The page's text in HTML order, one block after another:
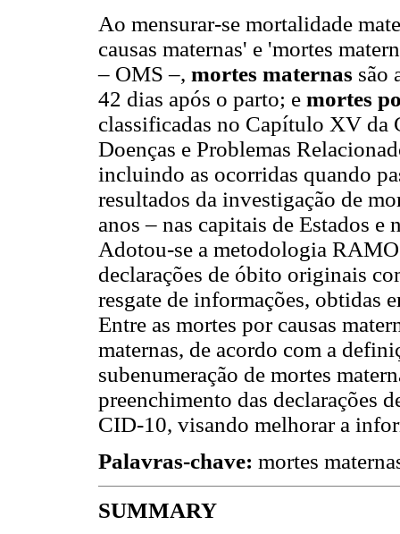
Ao mensurar-se mortalidade
causas maternas' e 'mortes
– OMS –, mortes maternas são
42 dias após o parto; e mortes
classificadas no Capítulo XV da
Doenças e Problemas
incluindo as ocorridas quando
resultados da investigação de
anos – nas capitais de Estados
Adotou-se a metodologia
declarações de óbito originais
resgate de informações, obtidas
Entre as mortes por causas
maternas, de acordo com a
subenumeração de mortes
preenchimento das declarações
CID-10, visando melhorar a
Palavras-chave: mortes
SUMMARY